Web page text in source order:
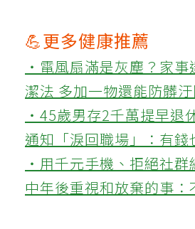
💪更多健康推薦
‧電風扇滿是灰塵？家事
潔法 多加一物還能防髒
‧45歲男存2千萬提早退
通知「淚回職場」：有錢
‧用千元手機、拒絕社群
中年後重視和放棄的事：